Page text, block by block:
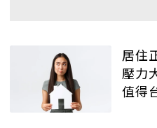
居住
壓力
值得